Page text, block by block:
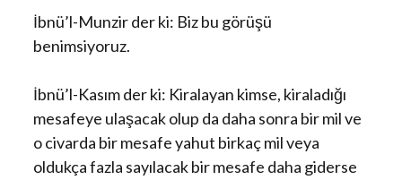
İbnü’l-Munzir der ki: Biz bu görüşü
benimsiyoruz.
İbnü’l-Kasım der ki: Kiralayan kimse, kiraladığı
mesafeye ulaşacak olup da daha sonra bir mil ve
o civarda bir mesafe yahut birkaç mil veya
oldukça fazla sayılacak bir mesafe daha giderse